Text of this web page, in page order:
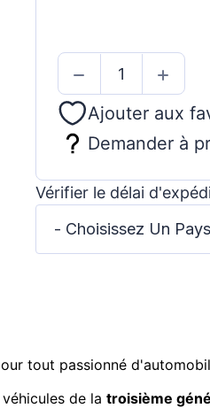
Ajouter aux
Demander à
Vérifier le délai
- Choisissez Un
tout passionné
de la troisième